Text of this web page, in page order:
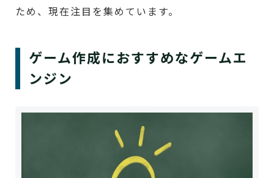
ため、現在注目を集めています。
ゲーム作成におすすめなゲームエ
ンジン